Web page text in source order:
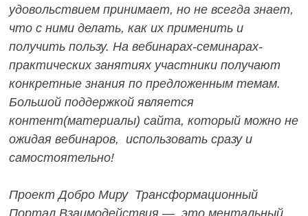
удовольствием принимает, но не всегда знает,
что с ними делать, как их применить и
получить пользу. На вебинарах-семинарах-
практических занятиях участники получают
конкретные знания по предложенным темам.
Большой поддержкой является
контент(материалы) сайта, который можно не
ожидая вебинаров, использовать сразу и
самостоятельно!
Проект Добро Миру Трансформационный
Портал Взаимодействия — это ментальный